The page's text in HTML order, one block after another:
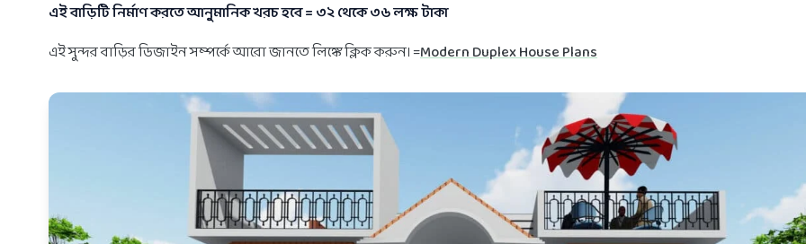
এই বাড়িটি নির্মাণ করতে আনুমানিক খরচ হবে = ৩২ থেকে ৩৬ লক্ষ টাকা
এই সুন্দর বাড়ির ডিজাইন সম্পর্কে আরো জানতে লিঙ্কে ক্লিক করুন। =Modern Duplex House Plans